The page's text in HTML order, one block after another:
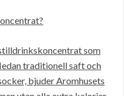
som
traditionell saft och
bjuder Aromhusets